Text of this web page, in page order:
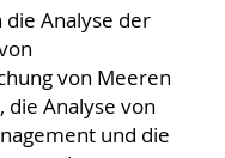
Analyse der
von Meeren
Analyse von
und die